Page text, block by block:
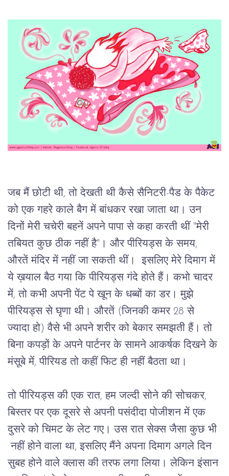
जब मैं छोटी थी, तो देखती थी कैसे सैनिटरी-पैड के पैकेट
को एक गहरे काले बैग में बांधकर रखा जाता था। उन
दिनों मेरी चचेरी बहनें अपने पापा से कहा करती थीं "मेरी
तबियत कुछ ठीक नहीं है" । और पीरियड्स के समय,
औरतें मंदिर में नहीं जा सकती थीं। इसलिए मेरे दिमाग में
ये ख़याल बैठ गया कि पीरियड्स गंदे होते हैं। कभो चादर
में, तो कभी अपनी पेंट पे खून के धब्बों का डर। मुझे
पीरियड्स से घृणा थी। औरतें (जिनकी कमर 28 से
ज्यादा हो) वैसे भी अपने शरीर को बेकार समझती हैं। तो
बिना कपड़ों के अपने पार्टनर के सामने आकर्षक दिखने के
मंसूबे में, पीरियड तो कहीं फिट ही नहीं बैठता था।
तो पीरियड्स की एक रात, हम जल्दी सोने की सोचकर,
बिस्तर पर एक दूसरे से अपनी पसंदीदा पोजीशन में एक
दुसरे को चिमट के लेट गए। उस रात सेक्स जैसा कुछ भी
नहीं होने वाला था, इसलिए मैंने अपना दिमाग अगले दिन
सुबह होने वाले क्लास की तरफ लगा लिया। लेकिन इंसान